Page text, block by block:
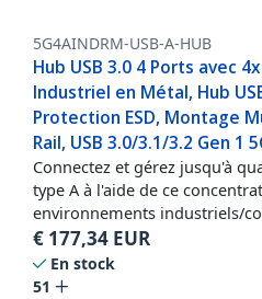
5G4AINDRM-USB-A-HUB
Hub USB 3.0 4 Ports avec
Industriel en Métal, Hub
Protection ESD, Montage
Rail, USB 3.0/3.1/3.2 Gen 1
Connectez et gérez jusqu'à
type A à l'aide de ce
environnements industriels/
€ 177,34 EUR
En stock
51